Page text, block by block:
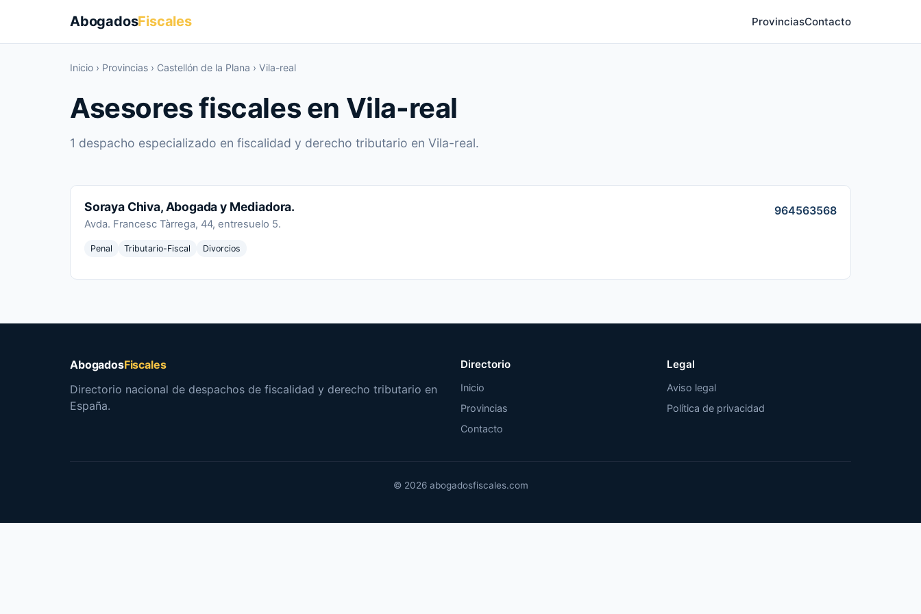
AbogadosFiscales ProvinciasContacto
Inicio › Provincias › Castellón de la Plana › Vila-real
Asesores fiscales en Vila-real
1 despacho especializado en fiscalidad y derecho tributario en Vila-real.
Soraya Chiva, Abogada y Mediadora.
Avda. Francesc Tàrrega, 44, entresuelo 5.
Penal Tributario-Fiscal Divorcios
964563568
AbogadosFiscales
Directorio nacional de despachos de fiscalidad y derecho tributario en
España.
Directorio
Inicio
Provincias
Contacto
Legal
Aviso legal
Política de privacidad
© 2026 abogadosfiscales.com